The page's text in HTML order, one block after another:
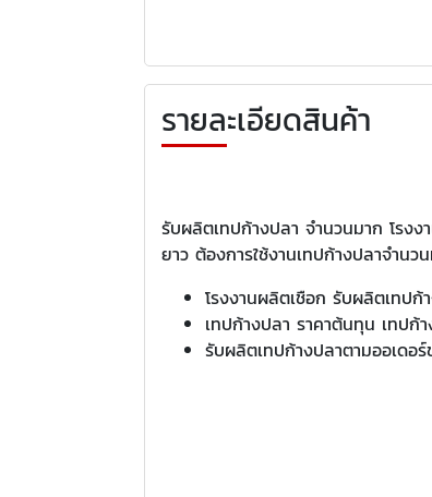
รายละเอียดสินค้า
รับผลิตเทปก้างปลา จำนวนมาก โรง
ยาว ต้องการใช้งานเทปก้างปลาจำนว
โรงงานผลิตเชือก รับผลิตเทปก้
เทปก้างปลา ราคาต้นทุน เทปก้
รับผลิตเทปก้างปลาตามออเดอ